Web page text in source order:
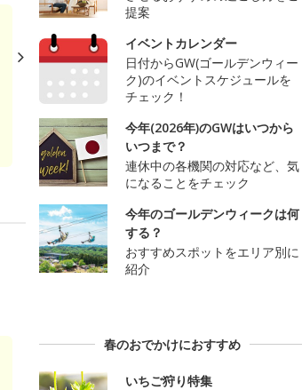
提案
イベントカレンダー
日付からGW(ゴールデンウィー
ク)のイベントスケジュールを
チェック！
今年(2026年)のGWはいつから
いつまで？
連休中の各機関の対応など、気
になることをチェック
今年のゴールデンウィークは何
する？
おすすめスポットをエリア別に
紹介
春のおでかけにおすすめ
いちご狩り特集